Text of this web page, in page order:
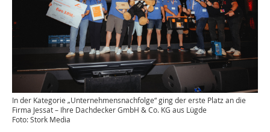
In der Kategorie „Unternehmensnachfolge“ ging der erste Platz an die
Firma Jessat – Ihre Dachdecker GmbH & Co. KG aus Lügde
Foto: Stork Media